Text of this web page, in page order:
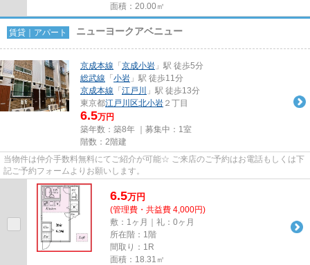
面積：20.00㎡
賃貸｜アパート ニューヨークアベニュー
京成本線 「 京成小岩 」駅 徒歩5分
総武線 「 小岩 」駅 徒歩11分
京成本線 「 江戸川
」駅 徒歩13分
東京都江戸川区北小岩 ２丁目
6.5万円
築年数：築8年 ｜募集中： 1室
階数：2階建
当物件は仲介手数料無料にてご紹介が可能☆ ご来店のご予約はお電話もしくは下
記ご予約フォームよりお願いします。
6.5万円
(管理費・共益費 4,000円)
敷：1ヶ月｜礼：0ヶ月
所在階：1階
間取り：1R
面積：18.31㎡